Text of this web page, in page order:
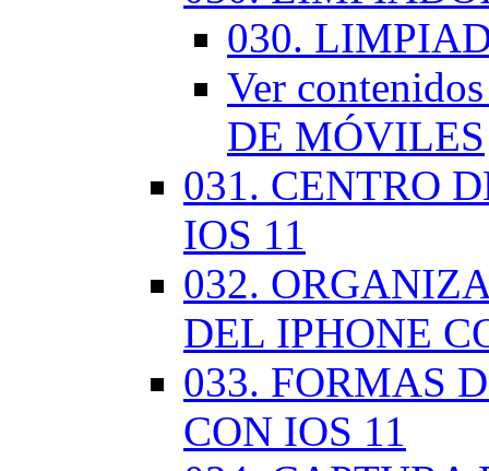
030.
Ver
DE MÓVILES
031. CENTRO
IOS 11
032.
DEL IPHONE
033. FORMAS
CON IOS 11